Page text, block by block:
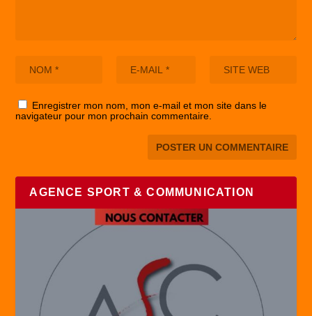
Enregistrer mon nom, mon e-mail et mon site dans le
navigateur pour mon prochain commentaire.
AGENCE SPORT & COMMUNICATION